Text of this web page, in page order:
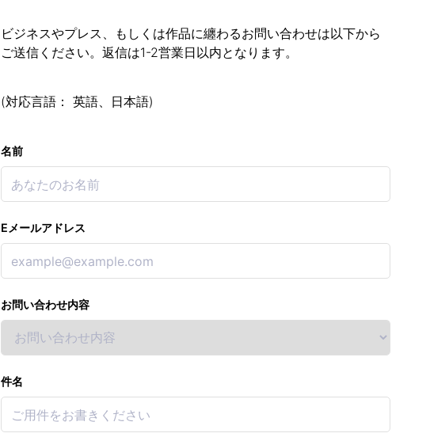
ビジネスやプレス、もしくは作品に纏わるお問い合わせは以下から
ご送信ください。返信は1-2営業日以内となります。
(対応言語： 英語、日本語)
名前
Eメールアドレス
お問い合わせ内容
件名